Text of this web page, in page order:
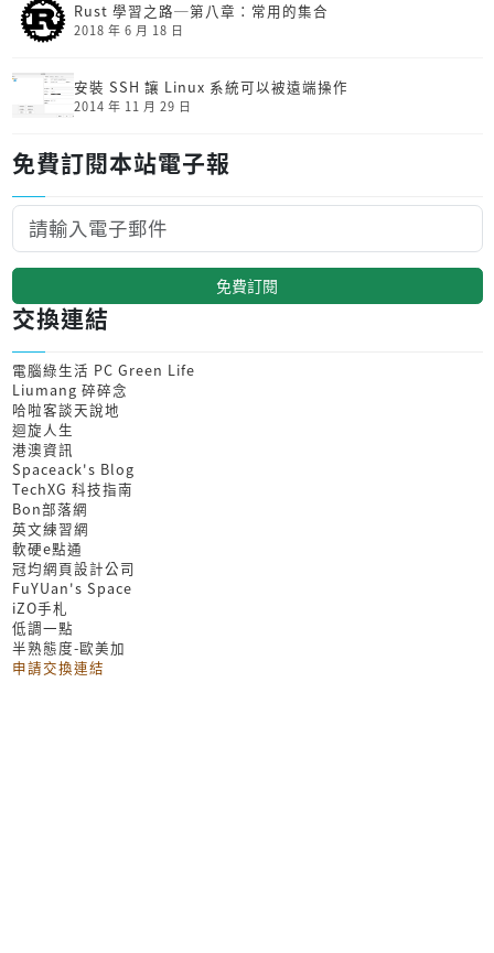
Rust 學習之路─第八章：常用的集合
2018 年 6 月 18 日
安裝 SSH 讓 Linux 系統可以被遠端操作
2014 年 11 月 29 日
免費訂閱本站電子報
免費訂閱
交換連結
電腦綠生活 PC Green Life
Liumang 碎碎念
哈啦客談天說地
迴旋人生
港澳資訊
Spaceack's Blog
TechXG 科技指南
Bon部落網
英文練習網
軟硬e點通
冠均網頁設計公司
FuYUan's Space
iZO手札
低調一點
半熟態度-歐美加
申請交換連結